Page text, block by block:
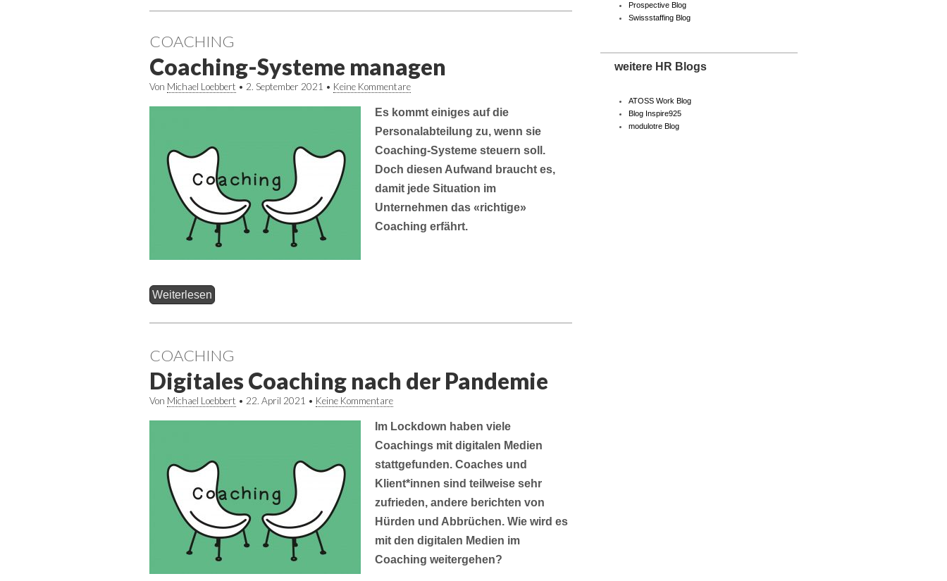
COACHING
Coaching-Systeme managen
Von Michael Loebbert • 2. September 2021 • Keine Kommentare
Es kommt einiges auf die
Personalabteilung zu, wenn sie
Coaching-Systeme steuern soll.
Doch diesen Aufwand braucht es,
damit jede Situation im
Unternehmen das «richtige»
Coaching erfährt.
Weiterlesen
COACHING
Digitales Coaching nach der Pandemie
Von Michael Loebbert • 22. April 2021 • Keine Kommentare
Im Lockdown haben viele
Coachings mit digitalen Medien
stattgefunden. Coaches und
Klient*innen sind teilweise sehr
zufrieden, andere berichten von
Hürden und Abbrüchen. Wie wird es
mit den digitalen Medien im
Coaching weitergehen?
Prospective Blog
Swissstaffing Blog
weitere HR Blogs
ATOSS Work Blog
Blog Inspire925
modulotre Blog